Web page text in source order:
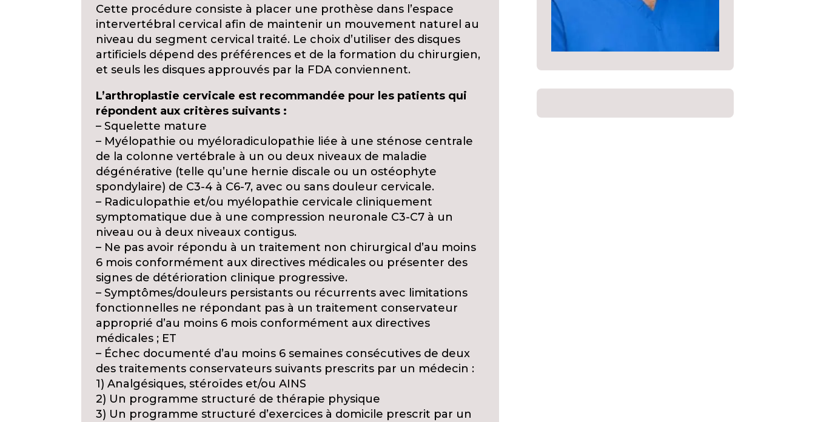
Cette procédure consiste à placer une prothèse dans l’espace
intervertébral cervical afin de maintenir un mouvement naturel au
niveau du segment cervical traité. Le choix d’utiliser des disques
artificiels dépend des préférences et de la formation du chirurgien,
et seuls les disques approuvés par la FDA conviennent.
L’arthroplastie cervicale est recommandée pour les patients qui
répondent aux critères suivants :
– Squelette mature
– Myélopathie ou myéloradiculopathie liée à une sténose centrale
de la colonne vertébrale à un ou deux niveaux de maladie
dégénérative (telle qu’une hernie discale ou un ostéophyte
spondylaire) de C3-4 à C6-7, avec ou sans douleur cervicale.
– Radiculopathie et/ou myélopathie cervicale cliniquement
symptomatique due à une compression neuronale C3-C7 à un
niveau ou à deux niveaux contigus.
– Ne pas avoir répondu à un traitement non chirurgical d’au moins
6 mois conformément aux directives médicales ou présenter des
signes de détérioration clinique progressive.
– Symptômes/douleurs persistants ou récurrents avec limitations
fonctionnelles ne répondant pas à un traitement conservateur
approprié d’au moins 6 mois conformément aux directives
médicales ; ET
– Échec documenté d’au moins 6 semaines consécutives de deux
des traitements conservateurs suivants prescrits par un médecin :
1) Analgésiques, stéroïdes et/ou AINS
2) Un programme structuré de thérapie physique
3) Un programme structuré d’exercices à domicile prescrit par un